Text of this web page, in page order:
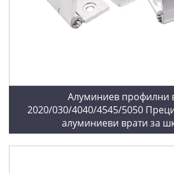
Алуминиев профилни
2020/030/4040/4545/5050
алуминиеви врати за